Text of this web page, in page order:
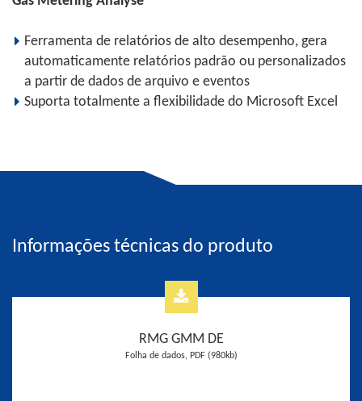
Ferramenta de relatórios de alto desempenho, gera
automaticamente relatórios padrão ou personalizados
a partir de dados de arquivo e eventos
Suporta totalmente a flexibilidade do Microsoft Excel
Informações técnicas do produto
RMG GMM DE
Folha de dados, PDF (980kb)